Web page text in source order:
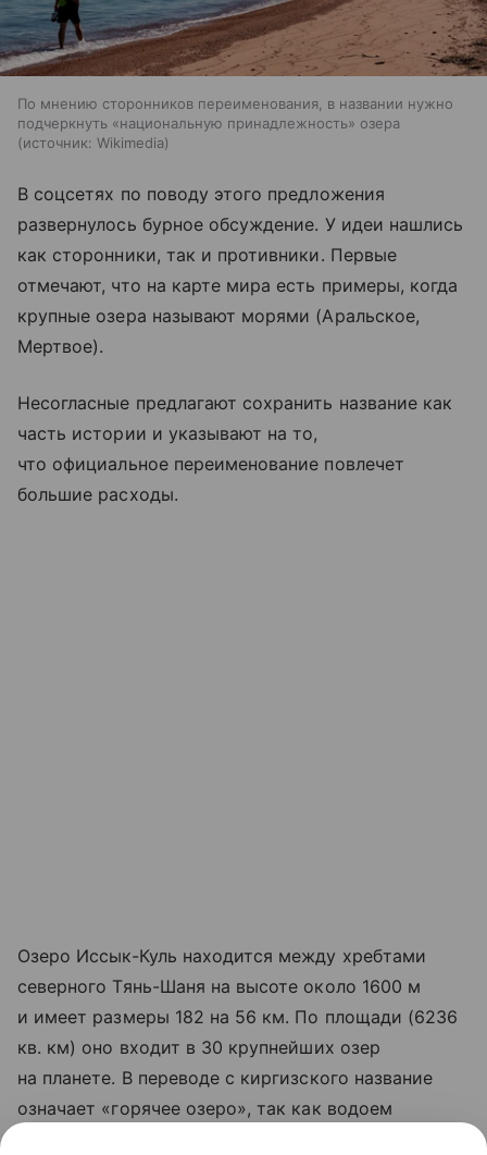
По мнению сторонников переименования, в названии нужно
подчеркнуть «национальную принадлежность» озера
источник: Wikimedia
В соцсетях по поводу этого предложения
развернулось бурное обсуждение. У идеи нашлись
как сторонники, так и противники. Первые
отмечают, что на карте мира есть примеры, когда
крупные озера называют морями (Аральское,
Мертвое).
Несогласные предлагают сохранить название как
часть истории и указывают на то,
что официальное переименование повлечет
большие расходы.
Озеро Иссык-Куль находится между хребтами
северного Тянь-Шаня на высоте около 1600 м
и имеет размеры 182 на 56 км. По площади (6236
кв. км) оно входит в 30 крупнейших озер
на планете. В переводе с киргизского название
означает «горячее озеро», так как водоем